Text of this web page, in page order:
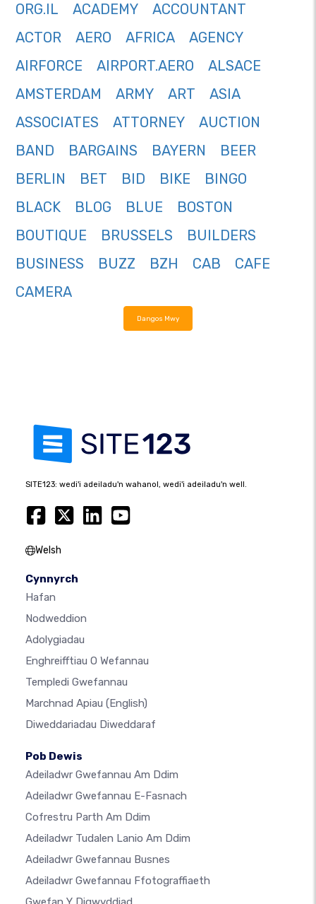
ORG.IL
ACADEMY
ACCOUNTANT
ACTOR
AERO AFRICA
AGENCY
AIRFORCE
AIRPORT.AERO
ALSACE
AMSTERDAM
ARMY ART
ASIA
ASSOCIATES
ATTORNEY
AUCTION
BAND
BARGAINS BAYERN
BEER
BERLIN
BET BID BIKE
BINGO
BLACK
BLOG BLUE
BOSTON
BOUTIQUE
BRUSSELS
BUILDERS
BUSINESS
BUZZ BZH CAB
CAFE
CAMERA
Dangos Mwy
SITE123: wedi'i adeiladu'n wahanol, wedi'i adeiladu'n well.
Welsh
Cynnyrch
Hafan
Nodweddion
Adolygiadau
Enghreifftiau O Wefannau
Templedi Gwefannau
Marchnad Apiau (English)
Diweddariadau Diweddaraf
Pob Dewis
Adeiladwr Gwefannau Am Ddim
Adeiladwr Gwefannau E-Fasnach
Cofrestru Parth Am Ddim
Adeiladwr Tudalen Lanio Am Ddim
Adeiladwr Gwefannau Busnes
Adeiladwr Gwefannau Ffotograffiaeth